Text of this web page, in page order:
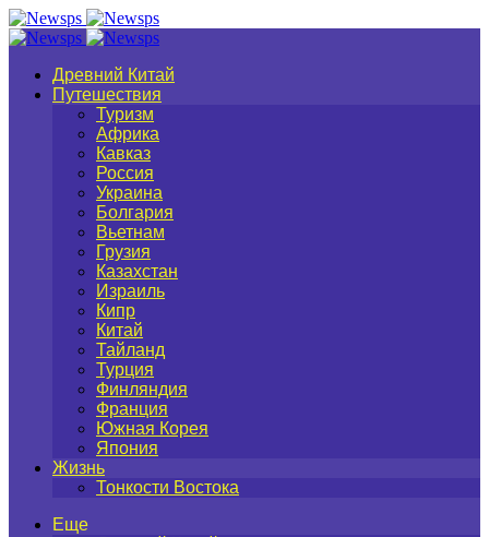
Древний Китай
Путешествия
Туризм
Африка
Кавказ
Россия
Украина
Болгария
Вьетнам
Грузия
Казахстан
Израиль
Кипр
Китай
Тайланд
Турция
Финляндия
Франция
Южная Корея
Япония
Жизнь
Тонкости Востока
Еще